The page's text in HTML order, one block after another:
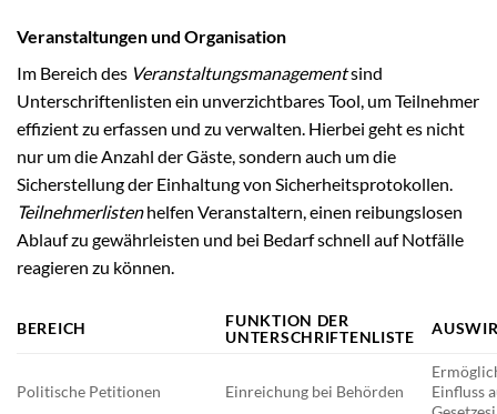
Veranstaltungen und Organisation
Im Bereich des Veranstaltungsmanagementsind
Unterschriftenlisten ein unverzichtbares Tool, um Teilnehmer
effizient zu erfassen und zu verwalten. Hierbei geht es nicht
nur um die Anzahl der Gäste, sondern auch um die
Sicherstellung der Einhaltung von Sicherheitsprotokollen.
Teilnehmerlistenhelfen Veranstaltern, einen reibungslosen
Ablauf zu gewährleisten und bei Bedarf schnell auf Notfälle
reagieren zu können.
BEREICH
FUNKTION DER
UNTERSCHRIFTENLISTE
Politische Petitionen Einreichung bei Behörden
Einfluss